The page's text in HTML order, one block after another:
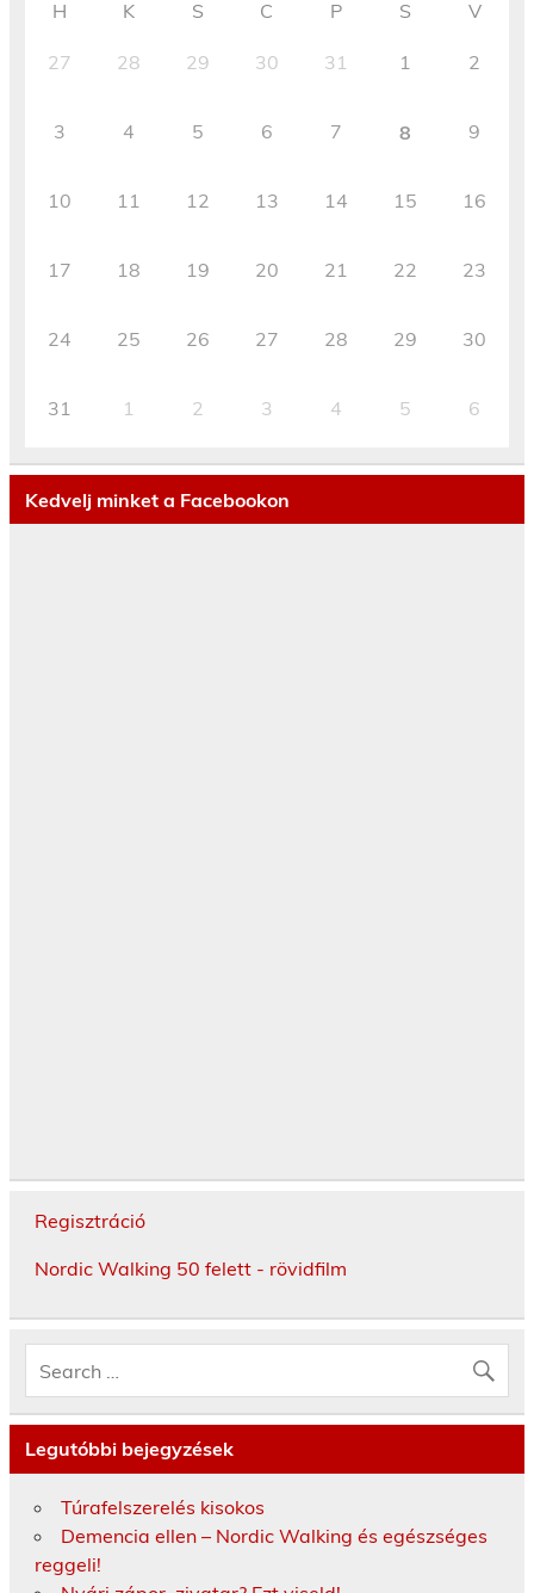
H K S C P S V
27 28 29 30 31 1 2
3 4 5 6 7 8 9
10 11 12 13 14 15 16
17 18 19 20 21 22 23
24 25 26 27 28 29 30
31 1 2 3 4 5 6
Kedvelj minket a Facebookon
Regisztráció
Nordic Walking 50 felett - rövidfilm
Legutóbbi bejegyzések
Túrafelszerelés kisokos
Demencia ellen – Nordic Walking és egészséges
reggeli!